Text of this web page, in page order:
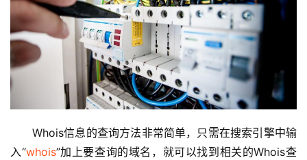
Whois信息的查询方法非常简单，只需在搜索引擎中输
入“whois”加上要查询的域名，就可以找到相关的Whois查